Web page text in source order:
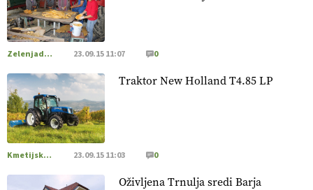
hrane, ampak tudi način njene pridelave
. VEČ
https://t.co/bKGeI4ZcNi @EUAgri #imcap #cap #blog
https://t.co/2sllAmcKwG
[EKOloško = LOGIČNO
prilagojene sorte
VEČ
https://t.co/OQSsax7l8V @EUAgri #IMCAP #CAP
https://t.co/PAL0zlhVia
Zelenjadarstvo 23.09.15 11:07 0
Traktor New Holland T4.85 LP
Kmetijska mehanizacija 23.09.15 11:03 0
Oživljena Trnulja sredi Barja